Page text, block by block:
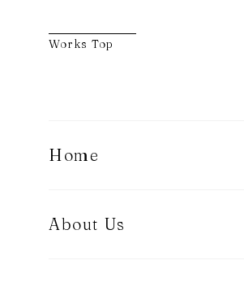
Works Top
Home
About Us